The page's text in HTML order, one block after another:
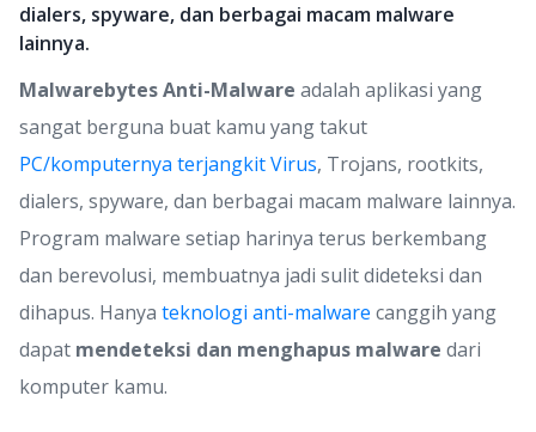
dialers, spyware, dan berbagai macam malware
lainnya.
Malwarebytes Anti-Malware adalah aplikasi yang
sangat berguna buat kamu yang takut
PC/komputernya terjangkit Virus, Trojans, rootkits,
dialers, spyware, dan berbagai macam malware lainnya.
Program malware setiap harinya terus berkembang
dan berevolusi, membuatnya jadi sulit dideteksi dan
dihapus. Hanya teknologi anti-malware canggih yang
dapat mendeteksi dan menghapus malware dari
komputer kamu.